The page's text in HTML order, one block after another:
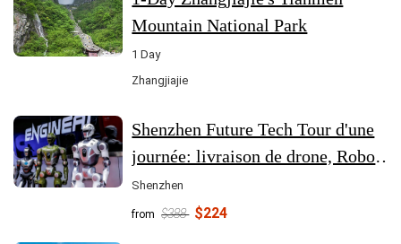
Mountain National Park
1 Day
Zhangjiajie
Shenzhen Future Tech Tour d'une
journée: livraison de drone, Robot
Dinning et sans chauffeur
Transport en taxi
Shenzhen
from $388 $224